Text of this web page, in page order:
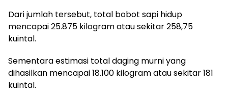
Dari jumlah tersebut, total bobot sapi hidup
mencapai 25.875 kilogram atau sekitar 258,75
kuintal.
Sementara estimasi total daging murni yang
dihasilkan mencapai 18.100 kilogram atau sekitar 181
kuintal.